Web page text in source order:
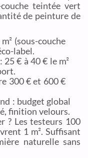
teintée vert
de peinture de
(sous-couche
label.
€ à 40 € le m²
300 € et 600 €
: budget global
finition velours.
? Les testeurs 100
1 m². Suffisant
naturelle sans